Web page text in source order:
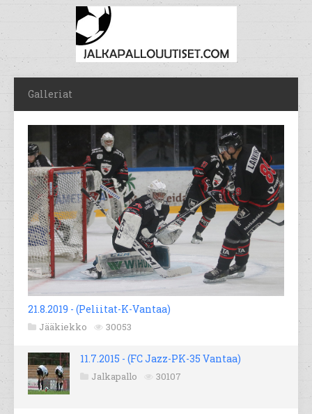
Galleriat
21.8.2019 - (Peliitat-K-Vantaa)
Jääkiekko 30053
11.7.2015 - (FC Jazz-PK-35 Vantaa)
Jalkapallo 30107